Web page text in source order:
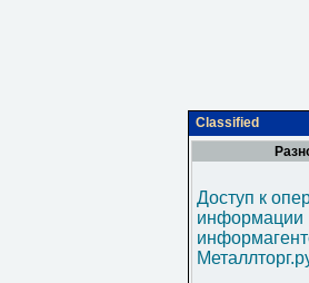
Classified
Доступ к
информации